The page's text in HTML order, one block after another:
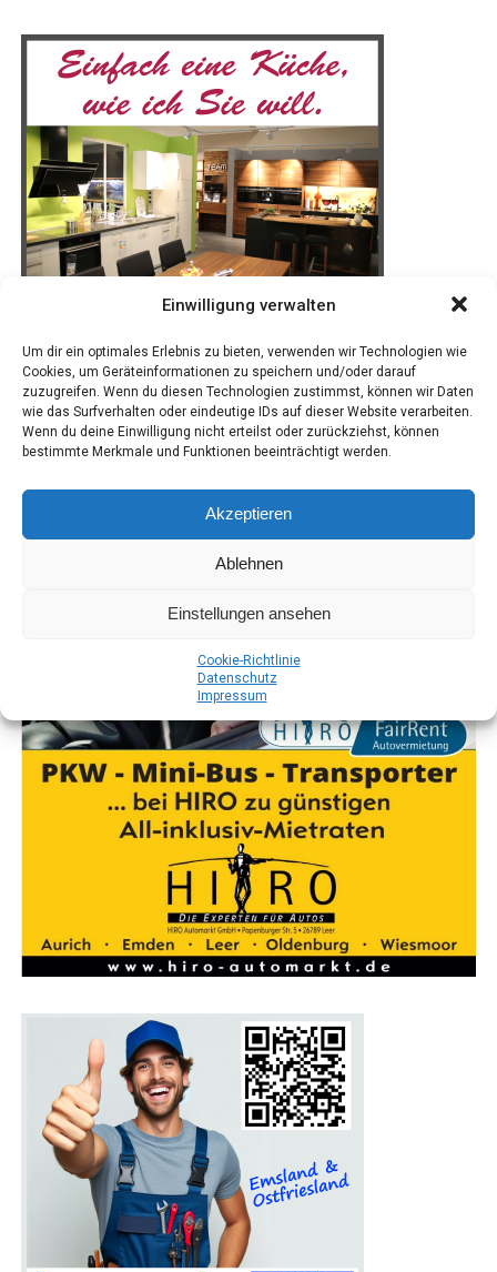
Einwilligung verwalten
Um dir ein optimales Erlebnis zu bieten, verwenden wir Technologien wie
Cookies, um Geräteinformationen zu speichern und/oder darauf
zuzugreifen. Wenn du diesen Technologien zustimmst, können wir Daten
wie das Surfverhalten oder eindeutige IDs auf dieser Website verarbeiten.
Wenn du deine Einwilligung nicht erteilst oder zurückziehst, können
bestimmte Merkmale und Funktionen beeinträchtigt werden.
Akzeptieren
Ablehnen
Einstellungen ansehen
Coo­kie-Richt­li­nie
Daten­schutz
Impres­sum
um uns her­um aufbauen.
Mit einer Aus­stel­lungs­flä­che von 5.000 Qua­drat­me­tern
bie­tet die Mes­se­hal­le aus­rei­chend Platz für die viel­fäl­ti­
gen Prä­sen­ta­tio­nen. Besu­cher, die mit dem Auto anrei­
sen, pro­fi­tie­ren von den kos­ten­frei­en Park­mög­lich­kei­
ten direkt an der Emslandhalle.
Anzeige
Ein Pro­gramm für die gan­ze Familie
Auch Fami­li­en kom­men auf der Bau­mes­se Lin­gen auf
ihre Kos­ten. Für Kin­der gibt es an vie­len Stän­den spe­zi­
el­le Attrak­tio­nen, die den Mes­se­be­such unter­halt­sam
gestal­ten. Das Mes­se­re­stau­rant lädt zu einer Pau­se ein,
bei der sich die Besu­cher für den wei­te­ren Rund­gang
stär­ken können.